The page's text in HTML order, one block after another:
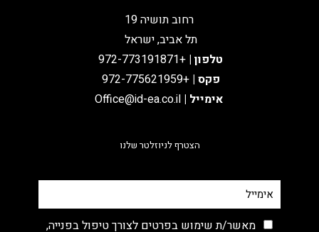
רחוב תושיה 19
תל אביב, ישראל
טלפון|
+972-773191871
פקס | +972-775621959
אימייל |
הצטרף לניוזלטר שלנו
מאשר/ת שימוש בפרטים לצורך טיפול בפנייה,